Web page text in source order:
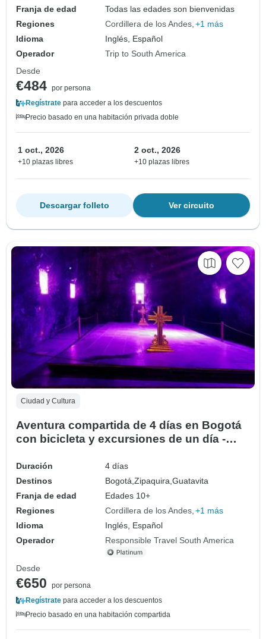
Franja de edad
Todas las edades son bienvenidas
Regiones
Cordillera de los Andes +1 más
Idioma
Inglés, Español
Operador
Trip to South America
Desde
€484 por persona
Regístrate para acceder a los descuentos
Precio basado en una habitación privada doble
1 oct., 2026
+10 plazas libres
2 oct., 2026
+10 plazas libres
Ver circuito
Descargar folleto
Ciudad y Cultura
Aventura compartida de 4 días en Bogotá
con bicicleta y excursiones de un día -
Duración
4 días
Destinos
Bogotá,Zipaquira,Guatavita
Franja de edad
Edades 10+
Regiones
Cordillera de los Andes +1 más
Idioma
Inglés, Español
Operador
Responsible Travel South America
Desde
€650
por persona
Regístrate para acceder a los descuentos
Precio basado en una habitación compartida